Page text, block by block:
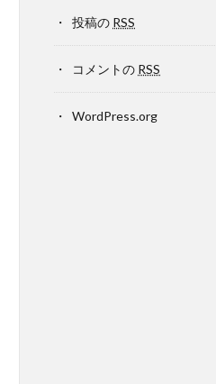
投稿の RSS
コメントの RSS
WordPress.org